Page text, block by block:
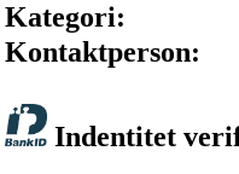
Kategori:
Kontaktperson:
Indentitet